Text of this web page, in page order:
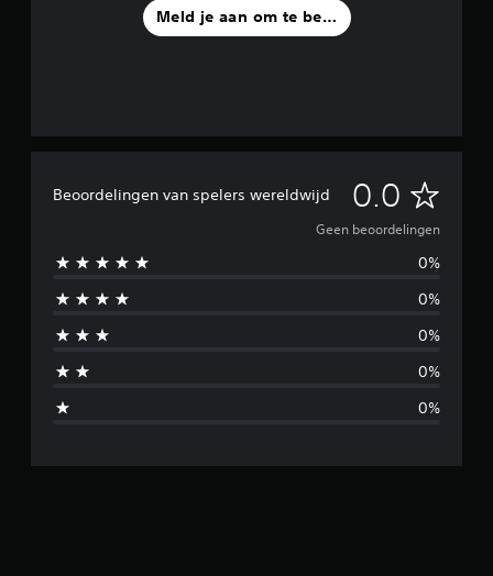
Meld je aan om te beoordelen
Beoordelingen van spelers wereldwijd 0.0 G
e
e
n
o
Geen beoordelingen
0%
0%
0%
0%
0%